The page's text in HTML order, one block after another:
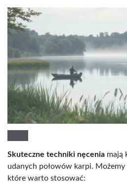
Skuteczne techniki nęcenia mają
udanych połowów karpi.
które warto stosować: